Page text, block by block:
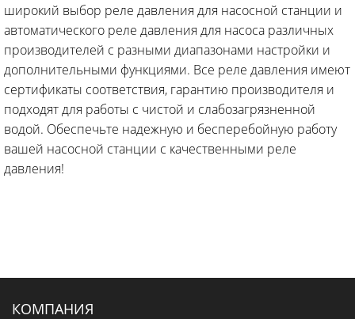
широкий выбор реле давления для насосной станции и
автоматического реле давления для насоса различных
производителей с разными диапазонами настройки и
дополнительными функциями. Все реле давления имеют
сертификаты соответствия, гарантию производителя и
подходят для работы с чистой и слабозагрязненной
водой. Обеспечьте надежную и бесперебойную работу
вашей насосной станции с качественными реле
давления!
КОМПАНИЯ